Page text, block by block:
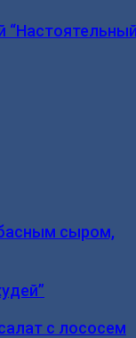
сыром,
с лососем